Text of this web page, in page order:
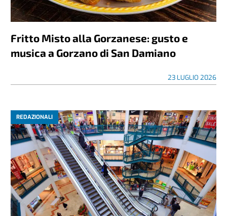
Fritto Misto alla Gorzanese: gusto e
musica a Gorzano di San Damiano
23 LUGLIO 2026
REDAZIONALI